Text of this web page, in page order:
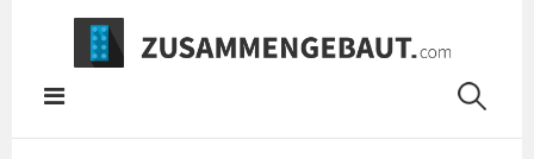
Springe
Inhalt